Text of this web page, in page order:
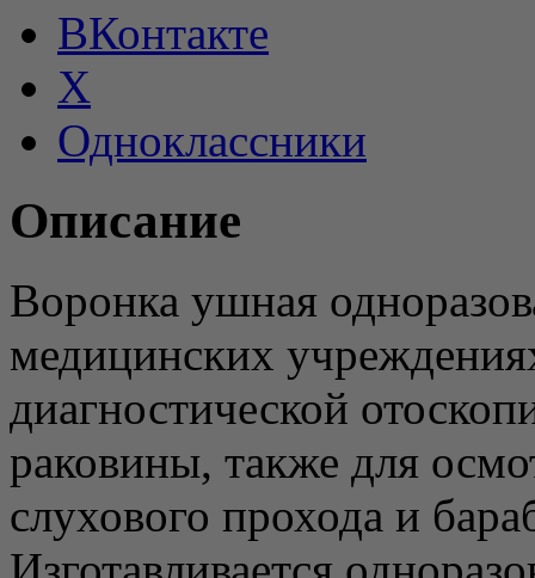
ВКонтакте
X
Одноклассники
Описание
Воронка ушная
медицинских
диагностической
раковины, также для
слухового прохода и